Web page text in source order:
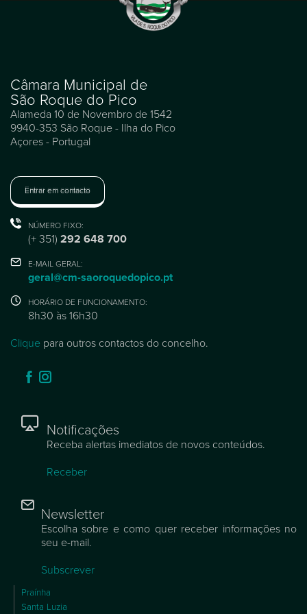
Câmara Municipal de
São Roque do Pico
Alameda 10 de Novembro de 1542
9940-353 São Roque - Ilha do Pico
Açores - Portugal
Entrar em contacto
NÚMERO FIXO:
(+ 351) 292 648 700
E-MAIL GERAL:
geral@cm-saoroquedopico.pt
HORÁRIO DE FUNCIONAMENTO:
8h30 às 16h30
Clique para outros contactos do concelho.
Notificações
Receba alertas imediatos de novos conteúdos.
Receber
Newsletter
Escolha sobre e como quer receber informações no
seu e-mail.
Subscrever
Praínha
Santa Luzia